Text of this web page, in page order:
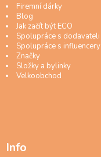
Firemní dárky
Blog
Jak začít být ECO
Spolupráce s dodavateli
Spolupráce s influencery
Značky
Složky a bylinky
Velkoobchod
Info